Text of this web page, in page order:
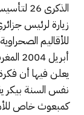
الذكرى
زيارة لرئيس
للأقاليم
يعلن فيها أن
نفس السنة بيكر
كمبعوث خاص